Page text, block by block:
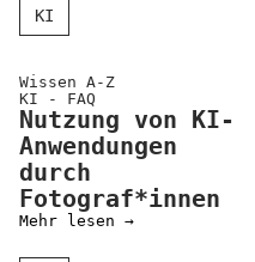
KI
Wissen A-Z
KI - FAQ
Nutzung von KI-
Anwendungen
durch
Fotograf*innen
Mehr lesen →